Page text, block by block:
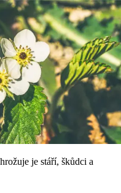
je stáří, škůdci a